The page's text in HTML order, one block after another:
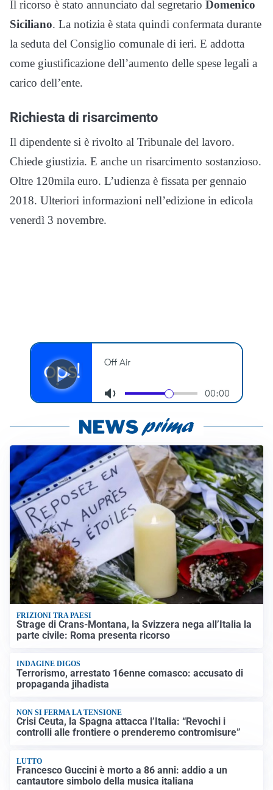
Il ricorso è stato annunciato dal segretario Domenico
Siciliano. La notizia è stata quindi confermata durante
la seduta del Consiglio comunale di ieri. E addotta
come giustificazione dell’aumento delle spese legali a
carico dell’ente.
Richiesta di risarcimento
Il dipendente si è rivolto al Tribunale del lavoro.
Chiede giustizia. E anche un risarcimento sostanzioso.
Oltre 120mila euro. L’udienza è fissata per gennaio
2018. Ulteriori informazioni nell’edizione in edicola
venerdì 3 novembre.
FRIZIONI TRA PAESI
Strage di Crans-Montana, la Svizzera nega all’Italia la
parte civile: Roma presenta ricorso
INDAGINE DIGOS
Terrorismo, arrestato 16enne comasco: accusato di
propaganda jihadista
NON SI FERMA LA TENSIONE
Crisi Ceuta, la Spagna attacca l’Italia: “Revochi i
controlli alle frontiere o prenderemo contromisure”
LUTTO
Francesco Guccini è morto a 86 anni: addio a un
cantautore simbolo della musica italiana